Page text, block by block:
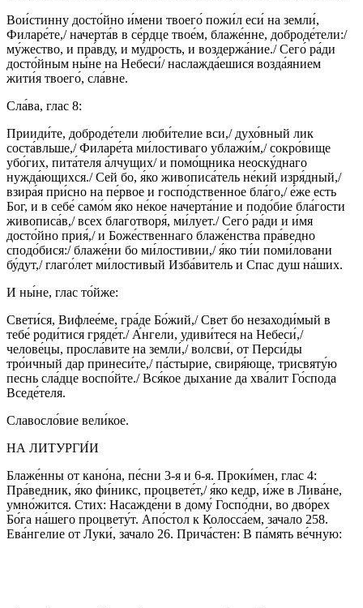
Вои́стинну досто́йно и́мени твоего́ пожи́л еси́ на земли́,
Филаре́те,/ начерта́в в се́рдце твое́м, блаже́нне, доброде́тели:/
му́жество, и пра́вду, и му́дрость, и воздержа́ние./ Сего́ ра́ди
досто́йным ны́не на Небеси́/ наслажда́ешися возда́янием
жити́я твоего́, сла́вне.
Сла́ва, глас 8:
Прииди́те, доброде́тели люби́телие вси,/ духо́вный лик
соста́вльше,/ Филаре́та ми́лостиваго ублажи́м,/ сокро́вище
убо́гих, пита́теля а́лчущих/ и помо́щника неоску́днаго
нужда́ющихся./ Сей бо, я́ко живописа́тель не́кий изря́дный,/
взира́я при́сно на пе́рвое и госпо́дственное бла́го,/ е́же есть
Бог, и в себе́ само́м я́ко не́кое начерта́ние и подо́бие бла́гости
живописа́в,/ всех благотворя́, ми́лует./ Сего́ ра́ди и и́мя
досто́йно прия́,/ и Боже́ственнаго блаже́нства пра́ведно
сподо́бися:/ блаже́ни бо ми́лостивии,/ я́ко ти́и поми́ловани
бу́дут,/ глаго́лет ми́лостивый Изба́витель и Спас душ на́ших.
И ны́не, глас то́йже:
Свети́ся, Вифлее́ме, гра́де Бо́жий,/ Свет бо незаходи́мый в
тебе́ роди́тися гряде́т./ А́нгели, удиви́теся на Небеси́,/
челове́цы, просла́вите на земли́,/ волсви́, от Перси́ды
тро́ичный дар принеси́те,/ па́стырие, свиря́юще, трисвяту́ю
песнь сла́дце воспо́йте./ Вся́кое дыхание да хва́лит Го́спода
Вседе́теля.
Славосло́вие вели́кое.
НА ЛИТУРГИ́И
Блаже́нны от кано́на, пе́сни 3-я и 6-я. Проки́мен, глас 4:
Пра́ведник, я́ко фи́никс, процвете́т,/ я́ко кедр, и́же в Лива́не,
умно́жится. Стих: Насажде́ни в дому́ Госпо́дни, во дво́рех
Бо́га на́шего процвету́т. Апо́стол к Колосса́ем, зачало 258.
Ева́нгелие от Луки́, зачало 26. Прича́стен: В па́мять ве́чную: